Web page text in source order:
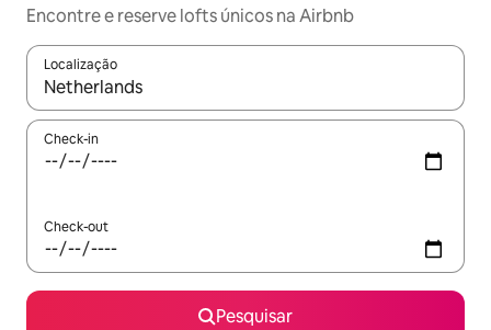
Encontre e reserve lofts únicos na Airbnb
Localização
Quando os resultados estiverem disponíveis, navegue com
Check-in
Check-out
Pesquisar